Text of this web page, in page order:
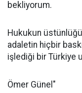
bekliyorum.
Hukukun
adaletin hiçbir
işlediği bir Türkiye
Ömer Günel"